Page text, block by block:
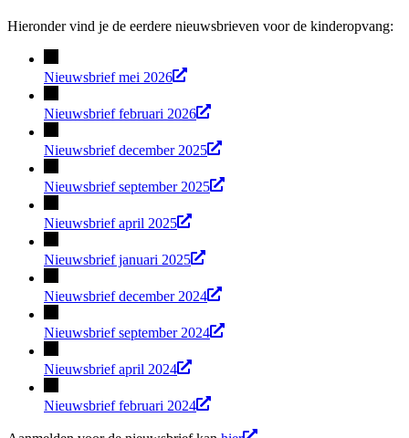
Hieronder vind je de eerdere nieuwsbrieven voor de kinderopvang:
Nieuwsbrief mei 2026
Nieuwsbrief februari 2026
Nieuwsbrief december 2025
Nieuwsbrief september 2025
Nieuwsbrief april 2025
Nieuwsbrief januari 2025
Nieuwsbrief december 2024
Nieuwsbrief september 2024
Nieuwsbrief april 2024
Nieuwsbrief februari 2024